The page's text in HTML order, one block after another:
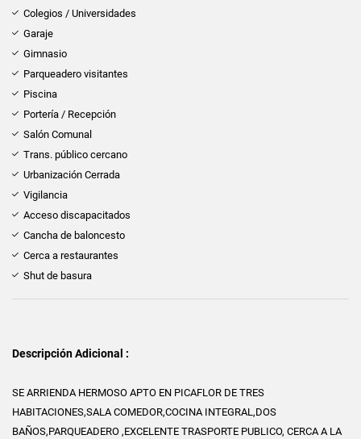
Colegios / Universidades
Garaje
Gimnasio
Parqueadero visitantes
Piscina
Portería / Recepción
Salón Comunal
Trans. público cercano
Urbanización Cerrada
Vigilancia
Acceso discapacitados
Cancha de baloncesto
Cerca a restaurantes
Shut de basura
Descripción Adicional :
SE ARRIENDA HERMOSO APTO EN PICAFLOR DE TRES
HABITACIONES,SALA COMEDOR,COCINA INTEGRAL,DOS
BAÑOS,PARQUEADERO ,EXCELENTE TRASPORTE PUBLICO, CERCA A LA